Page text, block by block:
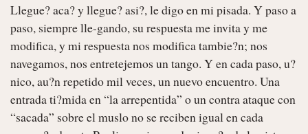
Llegue? aca? y llegue? asi?, le digo en mi pisada. Y paso a
paso, siempre lle-gando, su respuesta me invita y me
modifica, y mi respuesta nos modifica tambie?n; nos
navegamos, nos entretejemos un tango. Y en cada paso, u?
nico, au?n repetido mil veces, un nuevo encuentro. Una
entrada ti?mida en “la arrepentida” o un contra ataque con
“sacada” sobre el muslo no se reciben igual en cada